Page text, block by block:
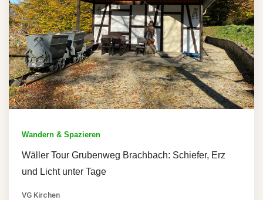
Wandern & Spazieren
Wäller Tour Grubenweg Brachbach: Schiefer, Erz
und Licht unter Tage
VG Kirchen